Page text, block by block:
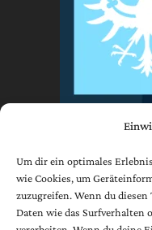
Um dir ein optimales
wie Cookies, um
zuzugreifen. Wenn du
Daten wie das Surfverhalten